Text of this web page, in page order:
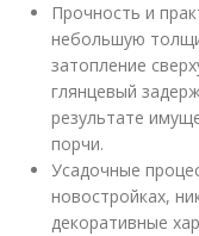
Прочность и
небольшую
затопление
глянцевый
результате
порчи.
Усадочные
новостройках,
декоративные